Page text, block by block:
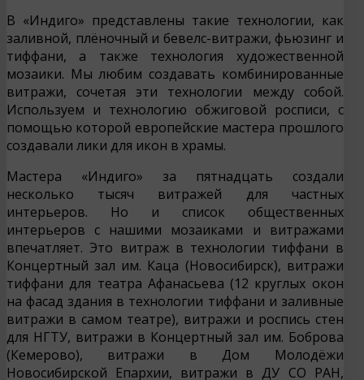
В «Индиго» представлены такие технологии, как
заливной, плёночный и бевелс-витражи, фьюзинг и
тиффани, а также технология художественной
мозаики. Мы любим создавать комбинированные
витражи, сочетая эти технологии между собой.
Используем и технологию обжиговой росписи, с
помощью которой европейские мастера прошлого
создавали лики для икон в храмы.
Мастера «Индиго» за пятнадцать создали
несколько тысяч витражей для частных
интерьеров. Но и список общественных
интерьеров с нашими мозаиками и витражами
впечатляет. Это витраж в технологии тиффани в
Концертный зал им. Каца (Новосибирск), витражи
тиффани для театра Афанасьева (12 круглых окон
на фасад здания в технологии тиффани и заливные
витражи в самом театре), витражи и роспись стен
для НГТУ, витражи в Концертный зал им. Боброва
(Кемерово), витражи в Дом Молодёжи
Новосибирской Епархии, витражи в ДУ СО РАН,